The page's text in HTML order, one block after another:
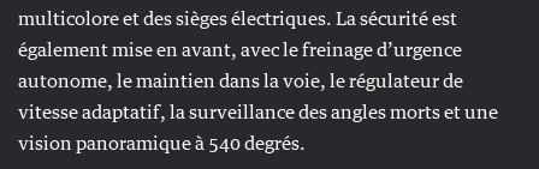
multicolore et des sièges électriques. La sécurité est
également mise en avant, avec le freinage d’urgence
autonome, le maintien dans la voie, le régulateur de
vitesse adaptatif, la surveillance des angles morts et une
vision panoramique à 540 degrés.